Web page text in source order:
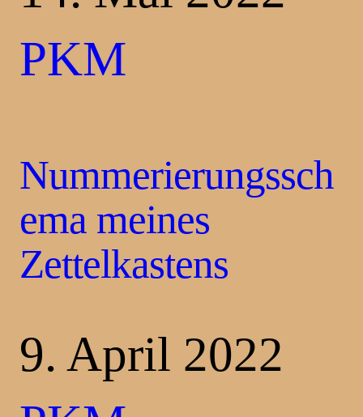
PKM
Nummerierungssch
ema meines
Zettelkastens
9. April 2022